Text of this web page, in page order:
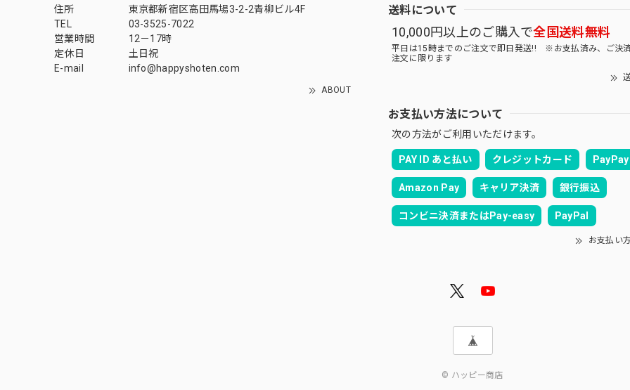
住所
東京都新宿区高田馬場3-2-2青柳ビル4F
TEL
03-3525-7022
営業時間
12－17時
定休日
土日祝
E-mail
info@happyshoten.com
ABOUT
送料について
10,000円以上のご購入で全国送料無料
平日は15時までのご注文で即日発送!! ※お支払済み、ご決
注文に限ります
お支払い方法について
次の方法がご利用いただけます。
PAY ID あと払い クレジットカード PayPay
Amazon Pay キャリア決済 銀行振込
コンビニ決済またはPay-easy PayPal
お支払い
© ハッピー商店